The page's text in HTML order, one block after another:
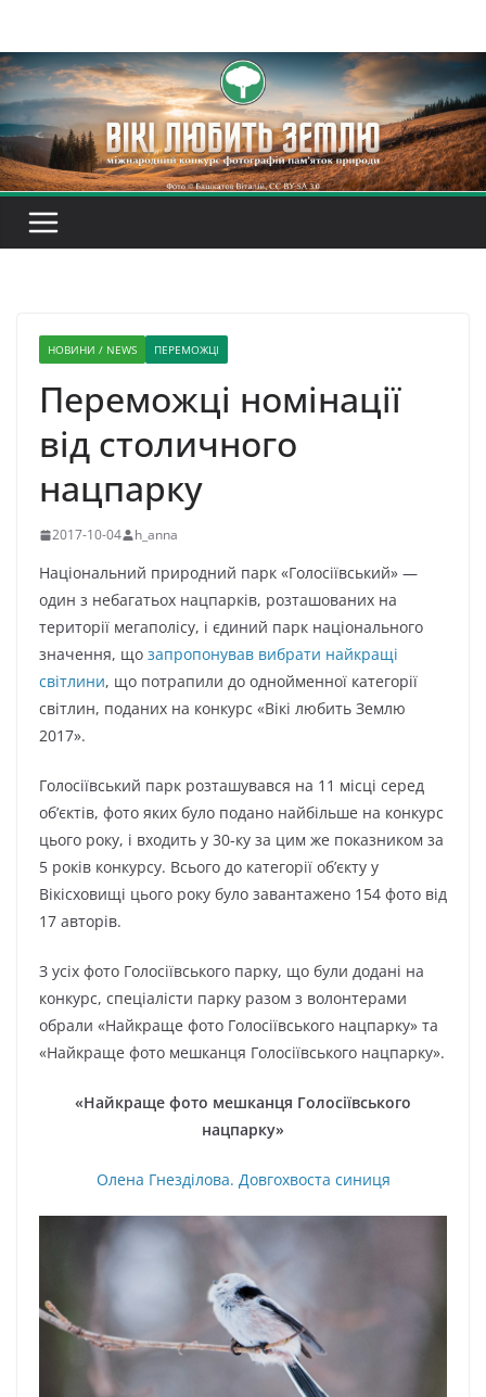
вмісту
НОВИНИ / NEWS ПЕРЕМОЖЦІ
Переможці номінації
від столичного
нацпарку
2017-10-04 h_anna
Національний природний парк «Голосіївський» —
один з небагатьох нацпарків, розташованих на
території мегаполісу, і єдиний парк національного
значення, що запропонував вибрати найкращі
світлини, що потрапили до однойменної категорії
світлин, поданих на конкурс «Вікі любить Землю
2017».
Голосіївський парк розташувався на 11 місці серед
об’єктів, фото яких було подано найбільше на конкурс
цього року, і входить у 30-ку за цим же показником за
5 років конкурсу. Всього до категорії об’єкту у
Вікісховищі цього року було завантажено 154 фото від
17 авторів.
З усіх фото Голосіївського парку, що були додані на
конкурс, спеціалісти парку разом з волонтерами
обрали «Найкраще фото Голосіївського нацпарку» та
«Найкраще фото мешканця Голосіївського нацпарку».
«Найкраще фото мешканця Голосіївського
нацпарку»
Олена Гнезділова. Довгохвоста синиця